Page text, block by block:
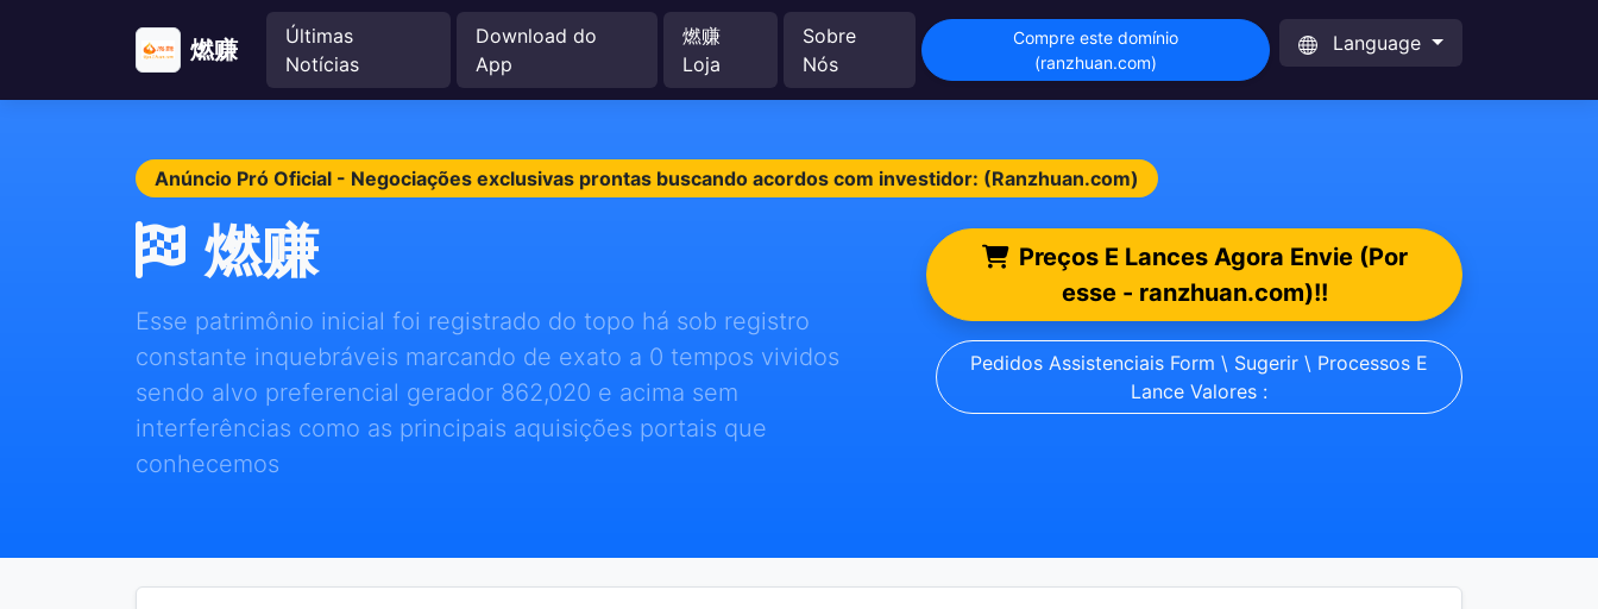
燃赚
Últimas
Notícias
Download do
App
燃赚
Loja
Sobre
Nós
Compre este domínio
(ranzhuan.com)
Language
Anúncio Pró Oficial - Negociações exclusivas prontas buscando acordos com investidor: (Ranzhuan.com)
燃赚
Esse patrimônio inicial foi registrado do topo há sob registro
constante inquebráveis marcando de exato a 0 tempos vividos
sendo alvo preferencial gerador 862,020 e acima sem
interferências como as principais aquisições portais que
conhecemos
Preços E Lances Agora Envie (Por
esse - ranzhuan.com)!!
Pedidos Assistenciais Form \ Sugerir \ Processos E
Lance Valores :